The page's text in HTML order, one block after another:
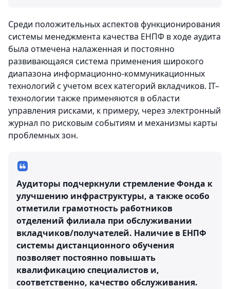
Среди положительных аспектов функционирования
системы менеджмента качества ЕНПФ в ходе аудита
была отмечена налаженная и постоянно
развивающаяся система применения широкого
диапазона информационно-коммуникационных
технологий с учетом всех категорий вкладчиков. IT–
технологии также применяются в области
управления рисками, к примеру, через электронный
журнал по рисковым событиям и механизмы карты
проблемных зон.
Аудиторы подчеркнули стремление Фонда к
улучшению инфраструктуры, а также особо
отметили грамотность работников
отделений филиала при обслуживании
вкладчиков/получателей. Наличие в ЕНПФ
системы дистанционного обучения
позволяет постоянно повышать
квалификацию специалистов и,
соответственно, качество обслуживания.